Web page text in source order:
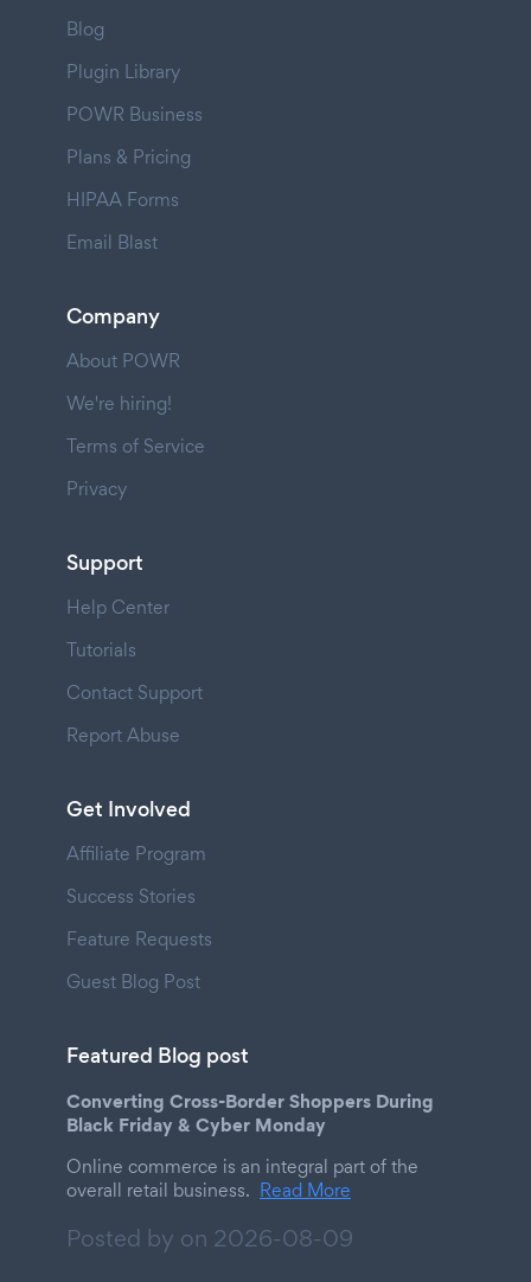
Blog
Plugin Library
POWR Business
Plans & Pricing
HIPAA Forms
Email Blast
Company
About POWR
We're hiring!
Terms of Service
Privacy
Support
Help Center
Tutorials
Contact Support
Report Abuse
Get Involved
Affiliate Program
Success Stories
Feature Requests
Guest Blog Post
Featured Blog post
Converting Cross-Border Shoppers During
Black Friday & Cyber Monday
Online commerce is an integral part of the
overall retail business. Read More
Posted by on 2026-08-09